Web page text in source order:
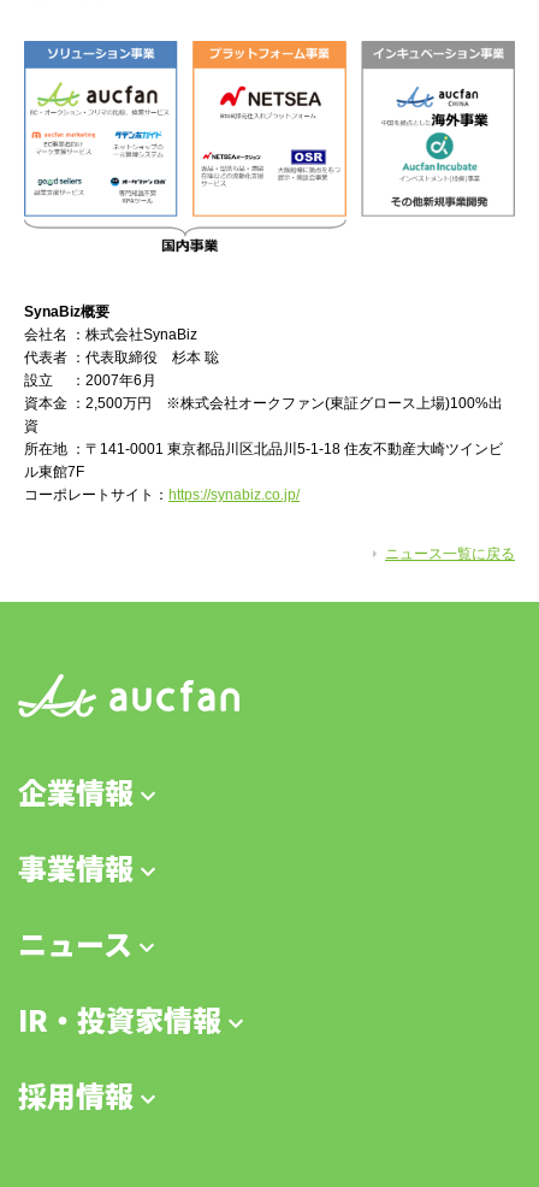
SynaBiz概要
会社名 ：株式会社SynaBiz
代表者 ：代表取締役 杉本 聡
設立 ：2007年6月
資本金 ：2,500万円 ※株式会社オークファン(東証グロース上場)100%出
資
所在地 ：〒141-0001 東京都品川区北品川5-1-18 住友不動産大崎ツインビ
ル東館7F
コーポレートサイト： https://synabiz.co.jp/
ニュース一覧に戻る
企業情報
事業情報
ニュース
IR・投資家情報
採用情報